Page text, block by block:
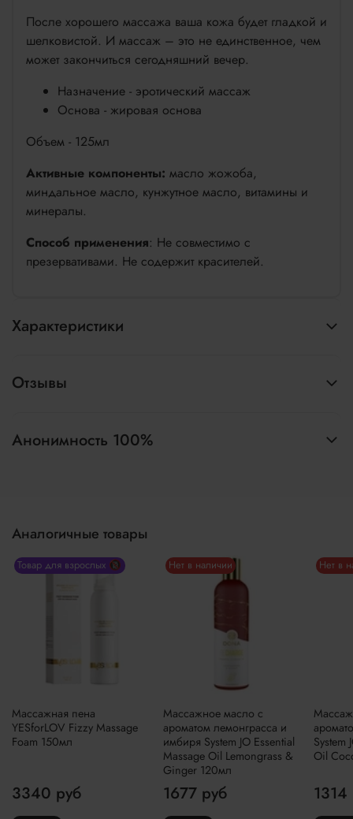
После хорошего массажа ваша кожа будет гладкой и
шелковистой. И массаж – это не единственное, чем
может закончиться сегодняшний вечер.
Назначение - эротический массаж
Основа - жировая основа
Объем - 125мл
Активные компоненты: масло жожоба,
миндальное масло, кунжутное масло, витамины и
минералы.
Способ применения: Не совместимо с
презервативами. Не содержит красителей.
Характеристики
Отзывы
Анонимность 100%
Аналогичные товары
Товар для взрослых 🔞
Массажная пена
YESforLOV Fizzy Massage
Foam 150мл
3340 руб
Нет в наличии
Массажное масло с
ароматом лемонграсса и
имбиря System JO Essential
Massage Oil Lemongrass &
Ginger 120мл
1677 руб
Нет в
System
Oil
1314